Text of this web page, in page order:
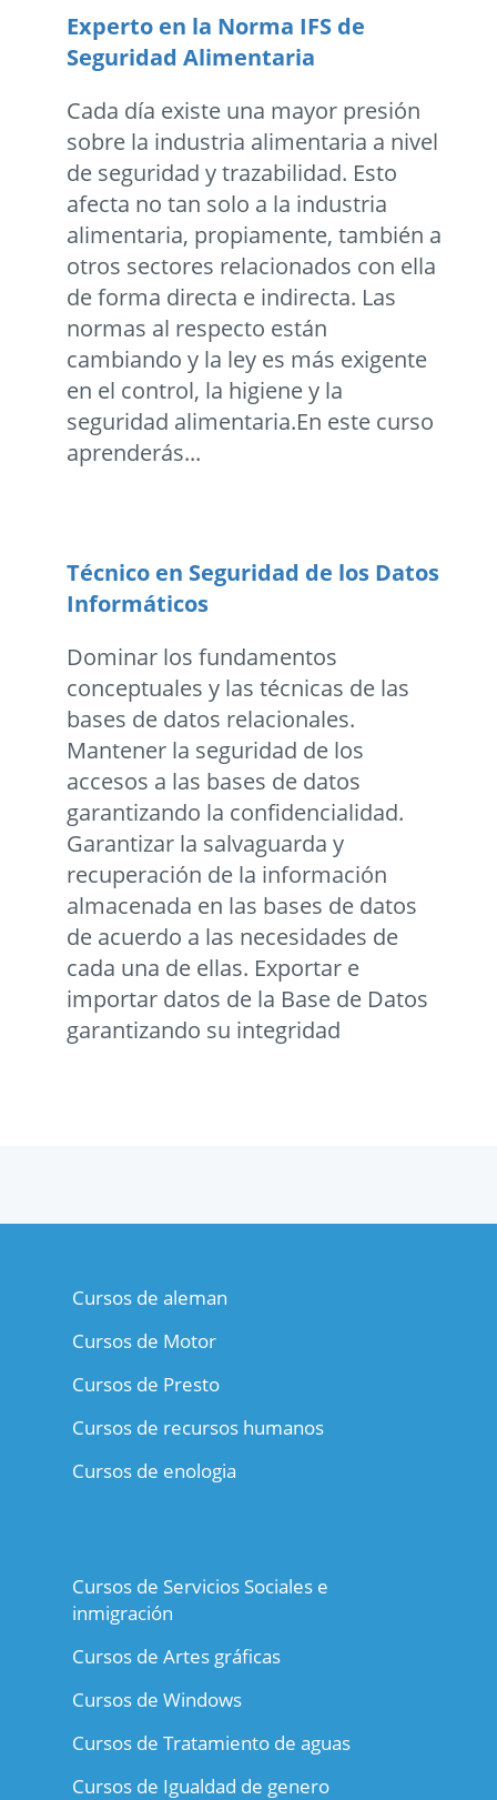
Experto en la Norma IFS de
Seguridad Alimentaria
Cada día existe una mayor presión
sobre la industria alimentaria a nivel
de seguridad y trazabilidad. Esto
afecta no tan solo a la industria
alimentaria, propiamente, también a
otros sectores relacionados con ella
de forma directa e indirecta. Las
normas al respecto están
cambiando y la ley es más exigente
en el control, la higiene y la
seguridad alimentaria.En este curso
aprenderás...
Técnico en Seguridad de los Datos
Informáticos
Dominar los fundamentos
conceptuales y las técnicas de las
bases de datos relacionales.
Mantener la seguridad de los
accesos a las bases de datos
garantizando la confidencialidad.
Garantizar la salvaguarda y
recuperación de la información
almacenada en las bases de datos
de acuerdo a las necesidades de
cada una de ellas. Exportar e
importar datos de la Base de Datos
garantizando su integridad
Cursos de aleman
Cursos de Motor
Cursos de Presto
Cursos de recursos humanos
Cursos de enologia
Cursos de Servicios Sociales e
inmigración
Cursos de Artes gráficas
Cursos de Windows
Cursos de Tratamiento de aguas
Cursos de Igualdad de genero